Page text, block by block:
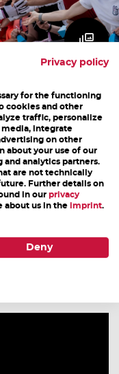
for all bikers,
or
is offered. Be
events live!
Privacy policy
for the functioning
cookies and other
traffic, personalize
media, integrate
on other
about your use of our
analytics partners.
are not technically
Further details on
in our privacy
about us in the imprint.
Deny